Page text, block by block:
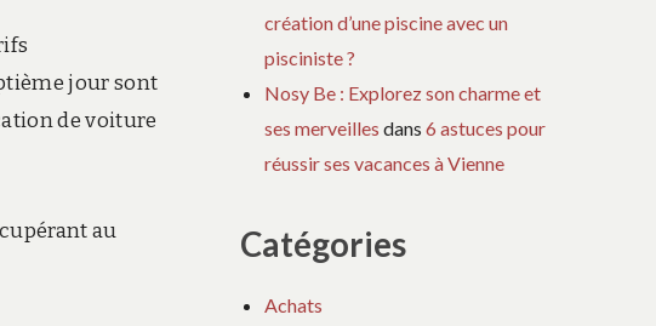
jour sont
de voiture
au
création d’une piscine avec un
pisciniste ?
Nosy Be : Explorez son charme et
ses merveilles dans6 astuces pour
réussir ses vacances à Vienne
Catégories
Achats